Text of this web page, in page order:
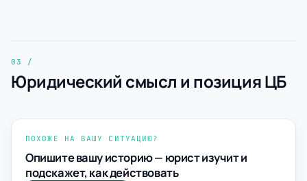
Юридический смысл и позиция ЦБ
ПОХОЖЕ НА ВАШУ СИТУАЦИЮ?
Опишите вашу историю — юрист изучит и
подскажет, как действовать